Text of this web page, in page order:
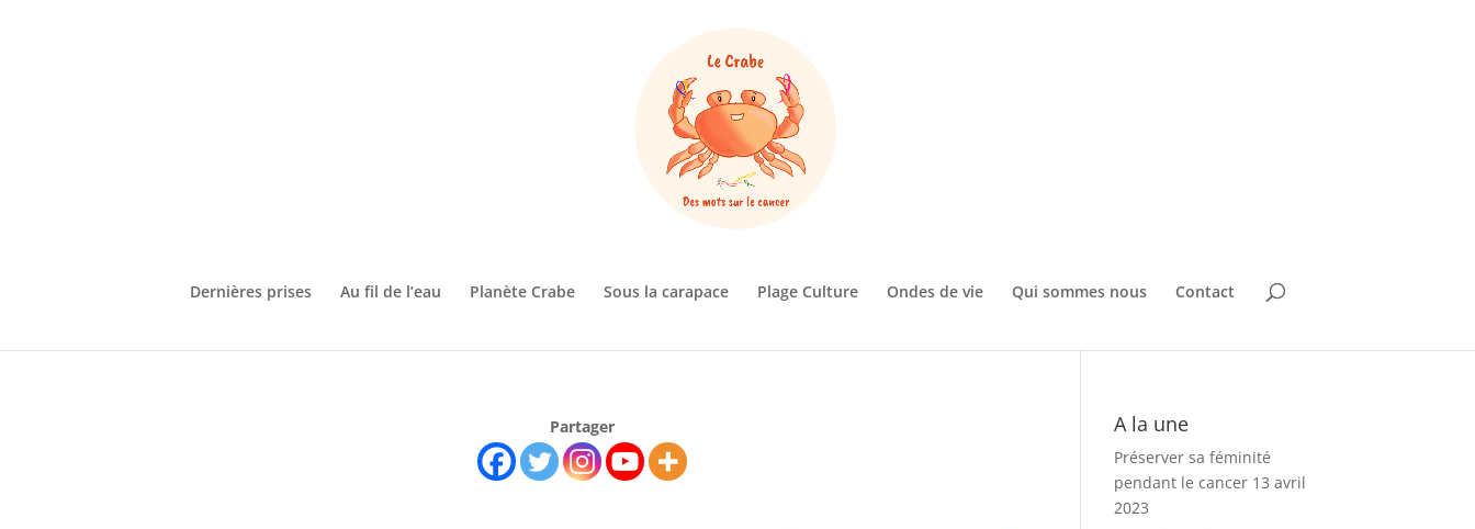
Dernières prises Au fil de l’eau Planète Crabe Sous la carapace Plage Culture Ondes de vie Qui sommes nous Contact
Partager A la une
Préserver sa féminité
pendant le cancer 13 avril
2023